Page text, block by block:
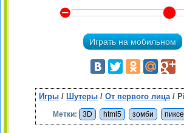
Y
Играть на мобильном
Игры / Шутеры /От первого лица/
Метки: 3D html5 зомби